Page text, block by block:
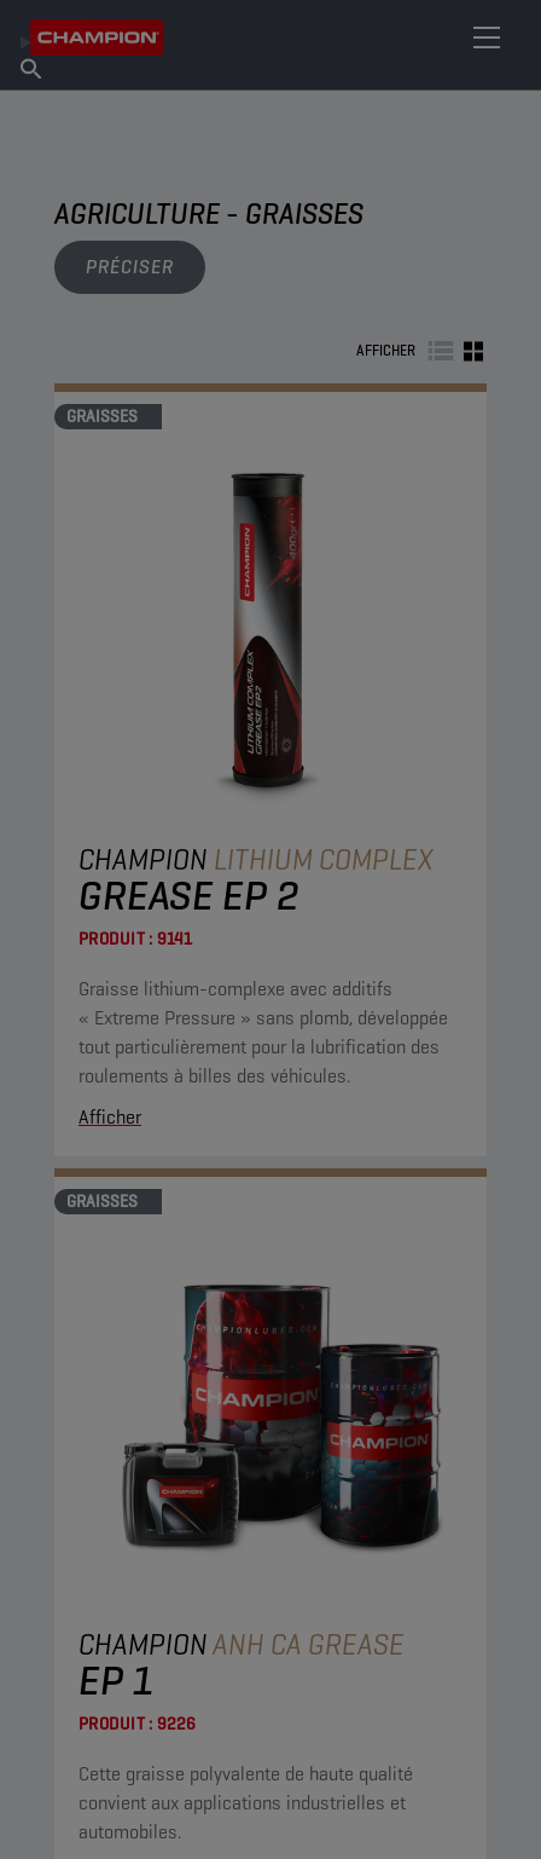
À propos de Champion
Trouver un point de vente
AGRICULTURE - GRAISSES
PRÉCISER
AFFICHER
GRAISSES
CHAMPION LITHIUM COMPLEX
GREASE EP 2
PRODUIT : 9141
Graisse lithium-complexe avec additifs
« Extreme Pressure » sans plomb, développée
tout particulièrement pour la lubrification des
roulements à billes des véhicules.
Afficher
GRAISSES
CHAMPIONANH CA GREASE
EP 1
PRODUIT : 9226
Cette graisse polyvalente de haute qualité
convient aux applications industrielles et
automobiles.